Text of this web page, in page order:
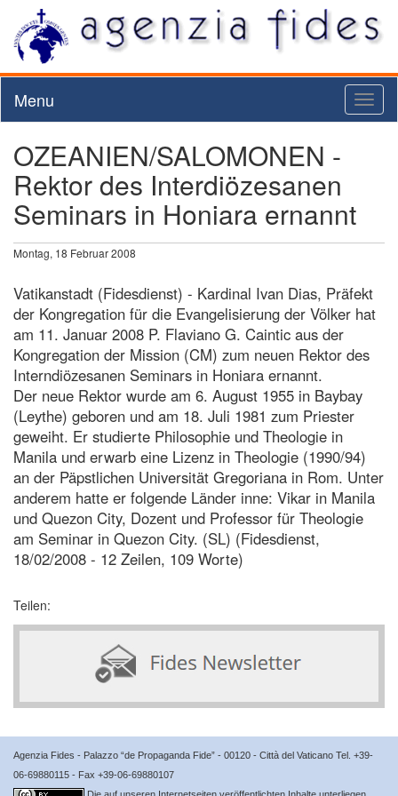
Menu
OZEANIEN/SALOMONEN -
Rektor des Interdiözesanen
Seminars in Honiara ernannt
Montag, 18 Februar 2008
Vatikanstadt (Fidesdienst) - Kardinal Ivan Dias, Präfekt
der Kongregation für die Evangelisierung der Völker hat
am 11. Januar 2008 P. Flaviano G. Caintic aus der
Kongregation der Mission (CM) zum neuen Rektor des
Interndiözesanen Seminars in Honiara ernannt.
Der neue Rektor wurde am 6. August 1955 in Baybay
(Leythe) geboren und am 18. Juli 1981 zum Priester
geweiht. Er studierte Philosophie und Theologie in
Manila und erwarb eine Lizenz in Theologie (1990/94)
an der Päpstlichen Universität Gregoriana in Rom. Unter
anderem hatte er folgende Länder inne: Vikar in Manila
und Quezon City, Dozent und Professor für Theologie
am Seminar in Quezon City. (SL) (Fidesdienst,
18/02/2008 - 12 Zeilen, 109 Worte)
Teilen:
Agenzia Fides - Palazzo “de Propaganda Fide” - 00120 - Città del Vaticano Tel. +39-
06-69880115 - Fax +39-06-69880107